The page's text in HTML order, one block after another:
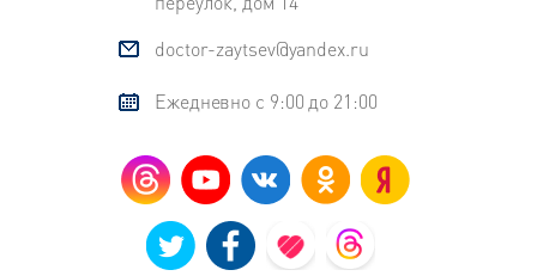
doctor-zaytsev@yandex.ru
Ежедневно с 9:00 до 21:00